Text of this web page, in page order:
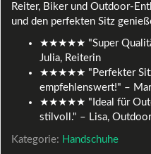
Reiter, Biker und Outdoor-
und den perfekten Sitz
★★★★★ "Super
Julia, Reiterin
★★★★★ "Perfekter Sitz
empfehlenswert!" –
★★★★★ "Ideal für
stilvoll." – Lisa,
Kategorie: Handschuhe